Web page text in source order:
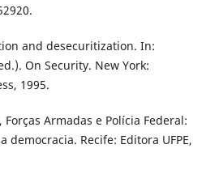
and desecuritization. In:
On Security. New York:
1995.
Forças Armadas e Polícia Federal:
Recife: Editora UFPE,